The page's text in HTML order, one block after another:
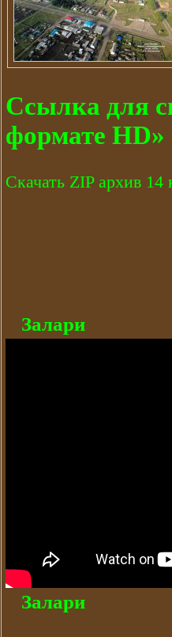
Ссылка для
формате HD»
Скачать ZIP архив
Залари
Залари